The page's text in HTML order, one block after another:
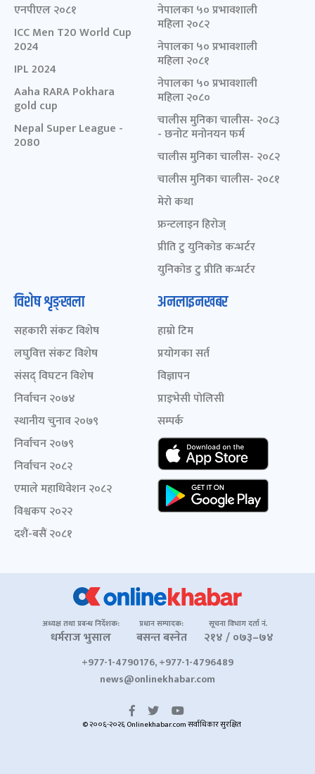
एनपीएल २०८१
ICC Men T20 World Cup
2024
IPL 2024
Aaha RARA Pokhara
gold cup
Nepal Super League -
2080
नेपालका ५० प्रभावशाली
महिला २०८२
नेपालका ५० प्रभावशाली
महिला २०८१
नेपालका ५० प्रभावशाली
महिला २०८०
चालीस मुनिका चालीस- २०८३
- छनोट मनोनयन फर्म
चालीस मुनिका चालीस- २०८२
चालीस मुनिका चालीस- २०८१
मेरो कथा
फ्रन्टलाइन हिरोज्
प्रीति टु युनिकोड कन्भर्टर
युनिकोड टु प्रीति कन्भर्टर
विशेष शृङ्खला
सहकारी संकट विशेष
लघुवित्त संकट विशेष
संसद् विघटन विशेष
निर्वाचन २०७४
स्थानीय चुनाव २०७९
निर्वाचन २०७९
निर्वाचन २०८२
एमाले महाधिवेशन २०८२
विश्वकप २०२२
दशैं-बसैं २०८१
अनलाइनखबर
हाम्रो टिम
प्रयोगका सर्त
विज्ञापन
प्राइभेसी पोलिसी
सम्पर्क
अध्यक्ष तथा प्रबन्ध निर्देशक:
धर्मराज भुसाल
प्रधान सम्पादक:
बसन्त बस्नेत
सूचना विभाग दर्ता नं.
२१४ / ०७३–७४
+977-1-4790176, +977-1-4796489
news@onlinekhabar.com
© २००६-२०२६ Onlinekhabar.com सर्वाधिकार सुरक्षित